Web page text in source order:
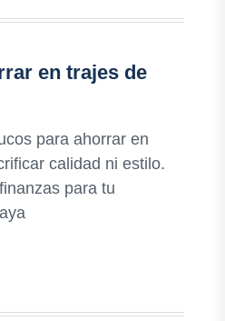
en trajes de
para ahorrar en
calidad ni estilo.
para tu